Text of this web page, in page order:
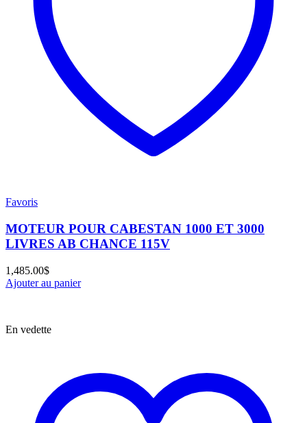
Favoris
MOTEUR POUR CABESTAN 1000 ET 3000
LIVRES AB CHANCE 115V
1,485.00$
Ajouter au panier
En vedette